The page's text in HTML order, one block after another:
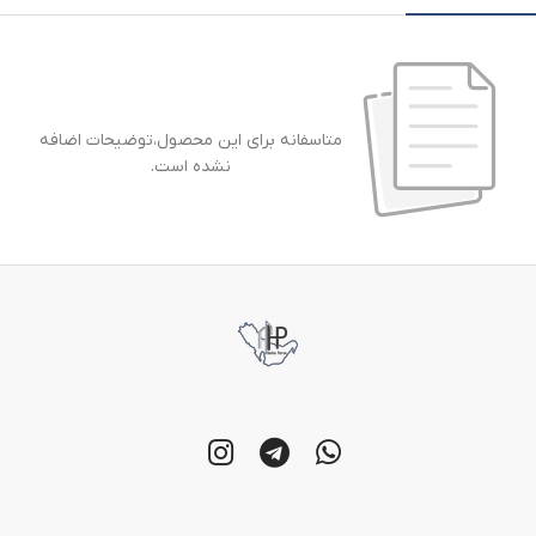
متاسفانه برای این محصول،توضیحات اضافه
نشده است.